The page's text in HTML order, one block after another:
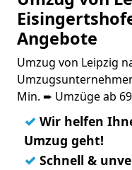
Angebote
Umzug von Leipzig
Min. ➨ Umzüge ab
✓ Wir helfen
Umzug geht!
✓ Schnell &